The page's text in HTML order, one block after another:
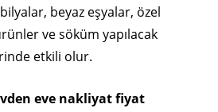
beyaz eşyalar, özel
ve söküm yapılacak
etkili olur.
eve nakliyat fiyat